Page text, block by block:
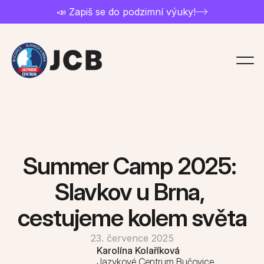
📣 Zapiš se do podzimní výuky!
Rozvrh kurzů
Summer Camp 2025:
Slavkov u Brna,
cestujeme kolem světa
23. července 2025
Karolína Kolaříková
Jazykové Centrum Bučovice